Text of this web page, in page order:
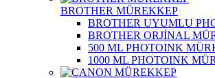
BROTHER MÜREKKEP
BROTHER UYUMLU
BROTHER ORJİNAL
500 ML PHOTOINK
1000 ML PHOTOINK